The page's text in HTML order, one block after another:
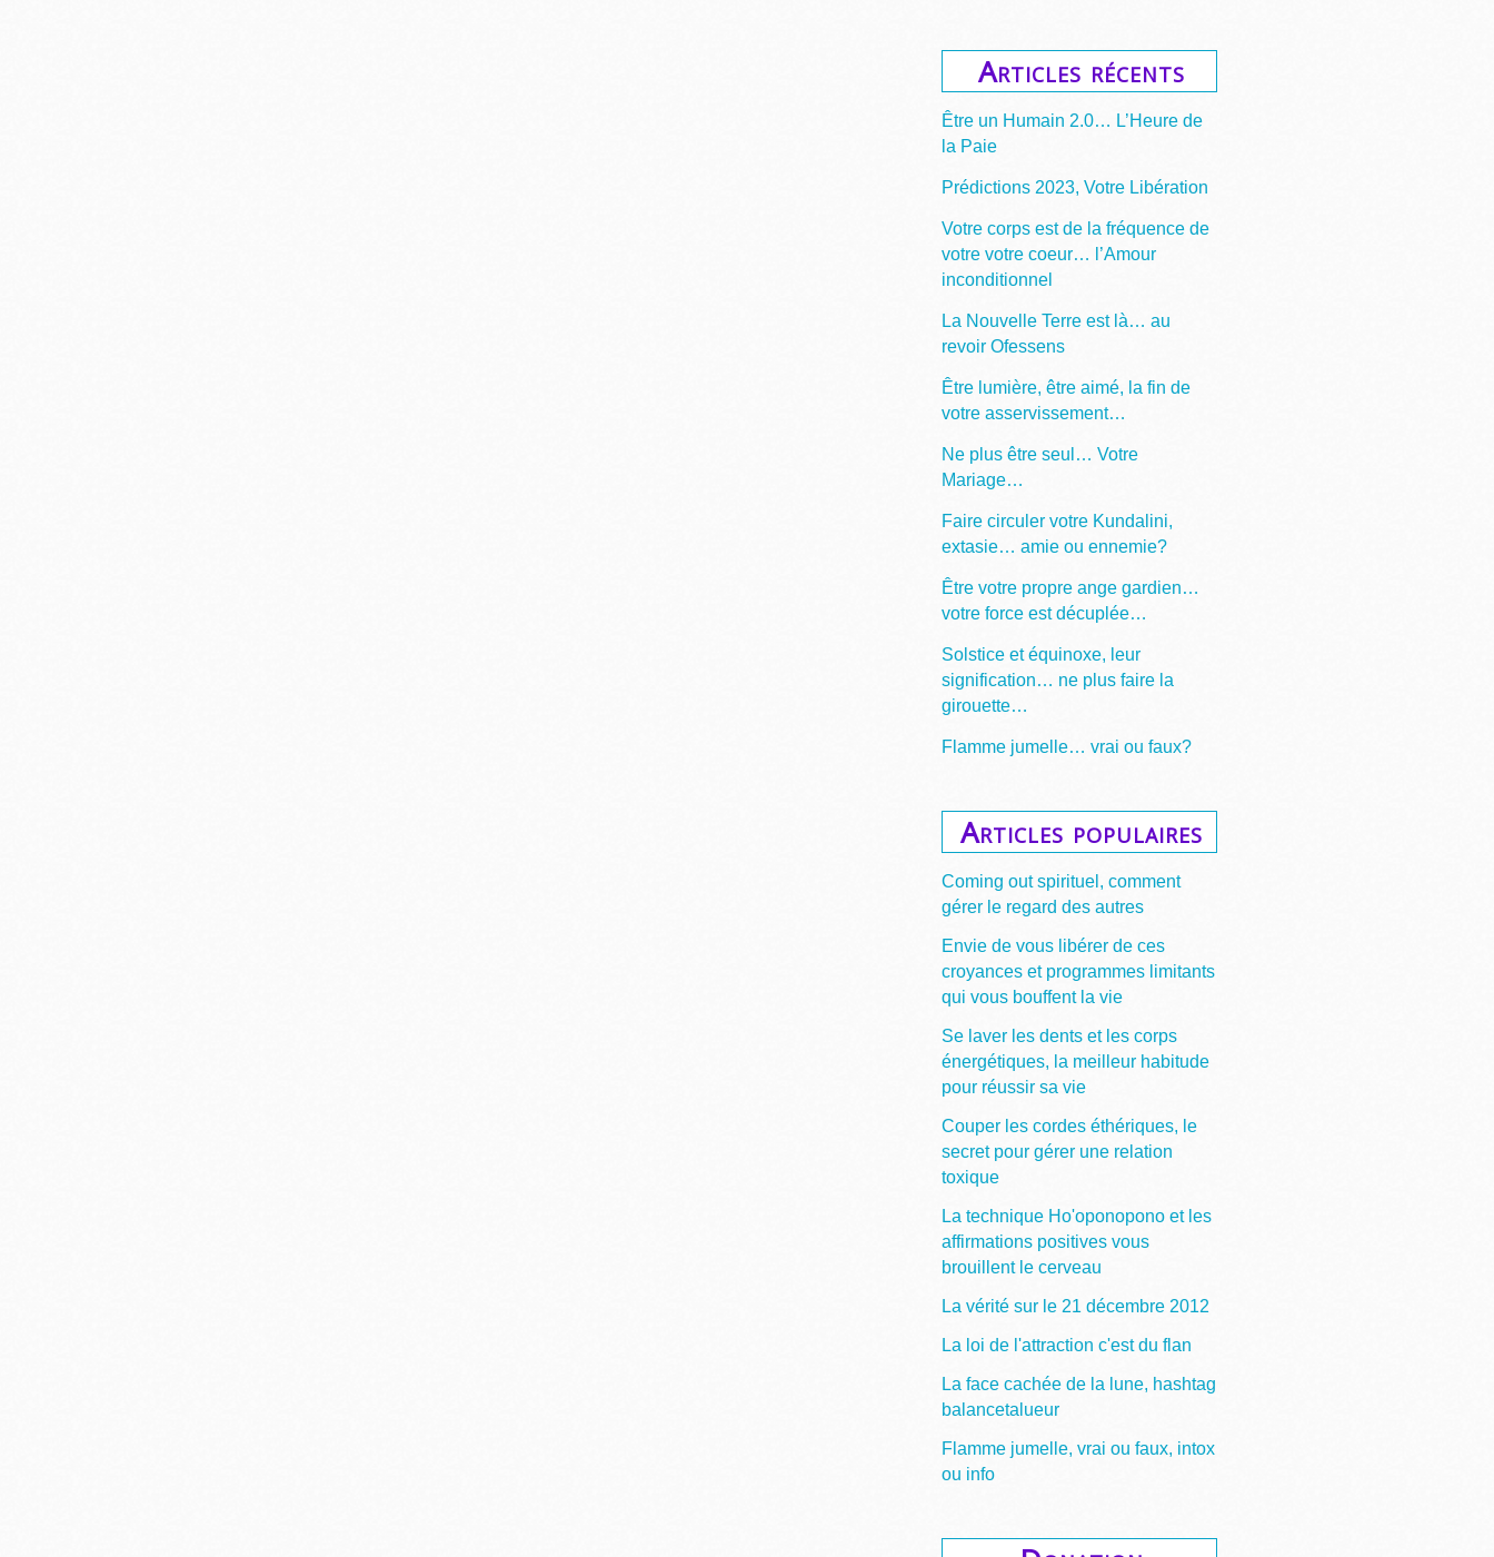
Articles récents
Être un Humain 2.0… L’Heure de
la Paie
Prédictions 2023, Votre Libération
Votre corps est de la fréquence de
votre votre coeur… l’Amour
inconditionnel
La Nouvelle Terre est là… au
revoir Ofessens
Être lumière, être aimé, la fin de
votre asservissement…
Ne plus être seul… Votre
Mariage…
Faire circuler votre Kundalini,
extasie… amie ou ennemie?
Être votre propre ange gardien…
votre force est décuplée…
Solstice et équinoxe, leur
signification… ne plus faire la
girouette…
Flamme jumelle… vrai ou faux?
Articles populaires
Coming out spirituel, comment
gérer le regard des autres
Envie de vous libérer de ces
croyances et programmes limitants
qui vous bouffent la vie
Se laver les dents et les corps
énergétiques, la meilleur habitude
pour réussir sa vie
Couper les cordes éthériques, le
secret pour gérer une relation
toxique
La technique Ho'oponopono et les
affirmations positives vous
brouillent le cerveau
La vérité sur le 21 décembre 2012
La loi de l'attraction c'est du flan
La face cachée de la lune, hashtag
balancetalueur
Flamme jumelle, vrai ou faux, intox
ou info